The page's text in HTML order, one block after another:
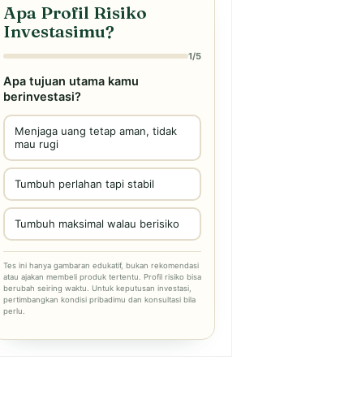
Apa Profil Risiko
Investasimu?
1/5
Apa tujuan utama kamu
berinvestasi?
Menjaga uang tetap aman, tidak
mau rugi
Tumbuh perlahan tapi stabil
Tumbuh maksimal walau berisiko
Tes ini hanya gambaran edukatif, bukan rekomendasi
atau ajakan membeli produk tertentu. Profil risiko bisa
berubah seiring waktu. Untuk keputusan investasi,
pertimbangkan kondisi pribadimu dan konsultasi bila
perlu.